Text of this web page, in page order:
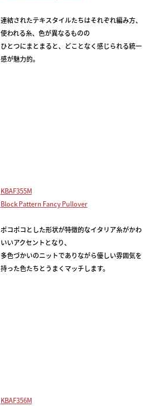
連結されたテキスタイルたちはそれぞれ編み方、
使われる糸、色が異なるものの
ひとつにまとまると、どことなく感じられる統一
感が魅力的。
KBAF355M
Block Pattern Fancy Pullover
ポコポコとした形状が特徴的なイタリア糸がかわ
いいアクセントとなり、
多色づかいのニットでありながら優しい雰囲気を
持った色たちとうまくマッチします。
KBAF356M